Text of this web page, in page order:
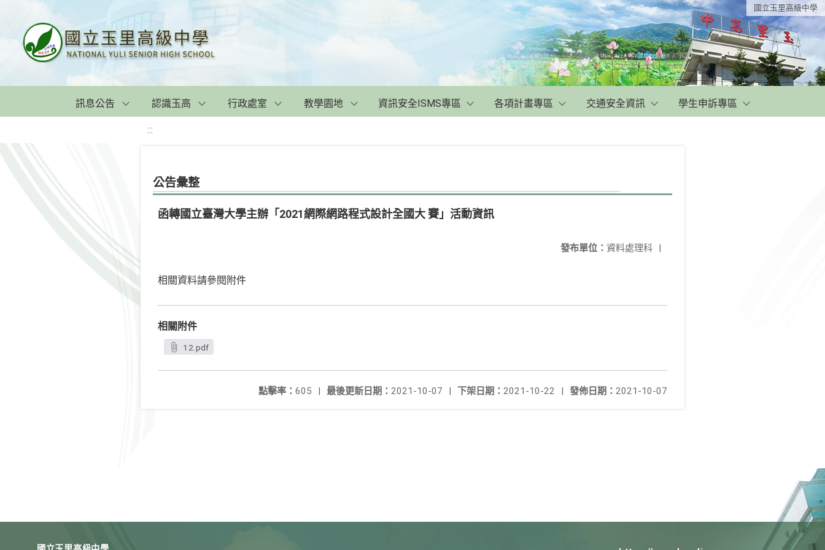
國立玉里高級中學
訊息公告 認識玉高 行政處室 教學園地 資訊安全ISMS專區 各項計畫專區 交通安全資訊 學生申訴專區
:::
公告彙整
函轉國立臺灣大學主辦「2021網際網路程式設計全國大 賽」活動資訊
發布單位： 資料處理科 |
相關資料請參閱附件
相關附件
12.pdf
發佈日期： 2021-10-07
下架日期： 2021-10-22 |
最後更新日期： 2021-10-07 |
點擊率： 605 |